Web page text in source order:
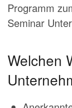
Programm
Seminar
Welchen